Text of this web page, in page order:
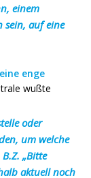
einem
sein, auf eine
eine enge
wußte
oder
um welche
„Bitte
aktuell noch